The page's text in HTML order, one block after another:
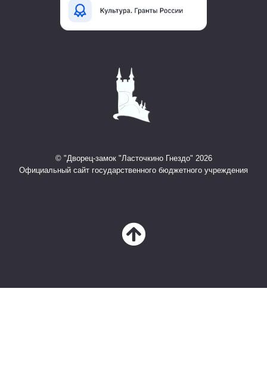
© "Дворец-замок "Ласточкино Гнездо" 2026
Официальный сайт государственного бюджетного учреждения